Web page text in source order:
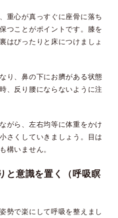
重心が真っすぐに座骨に落ち
つことがポイントです。膝を
はぴったりと床につけましょ
り、鼻の下にお臍がある状態
、反り腰にならないように注
がら、左右均等に体重をかけ
さくしていきましょう。目は
構いません。
と意識を置く（呼吸瞑
勢で楽にして呼吸を整えまし